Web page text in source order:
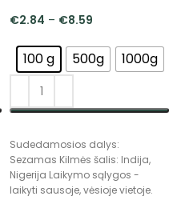
€2.84 – €8.59
100 g 500g 1000g
Sudedamosios dalys:
Sezamas Kilmės šalis: Indija,
Nigerija Laikymo sąlygos -
laikyti sausoje, vėsioje vietoje.